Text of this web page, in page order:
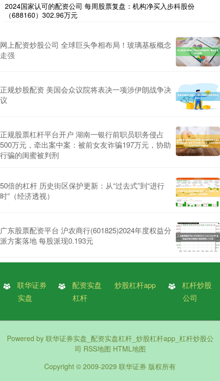
2024国家认可的配资公司 每周股票复盘：机构净买入步科股份
（688160）302.96万元
网上配资炒股公司 全球巨头争相布局！玻璃基板概念
走强
正规炒股配资 美国会众议院将表决一项涉伊朗战争决
议
正规股票杠杆平台开户 湖南一银行前职员职务侵占
500万元，牵出案中案：被前女友诈骗197万元，协助
行骗的闺蜜被判刑
50倍的杠杆 历史街区保护更新：从“过去式”到“进行
时”（经济透视）
广东股票配资平台 沪农商行(601825)2024年度权益分
派方案落地 每股派现0.193元
联华证券
实盘
配资实盘
杠杆
炒股杠杆app
杠杆炒股
公司
Powered by 联华证券实盘_配资实盘杠杆_炒股杠杆app_杠杆炒股公
司 RSS地图 HTML地图
Copyright © 2009-2029 联华证券 版权所有